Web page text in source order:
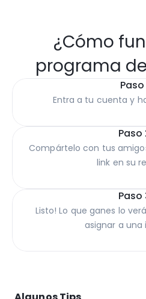
¿Cómo
programa
Paso
Entra a tu cuenta y
Paso
Compártelo con tus
link en su
Paso
Listo! Lo que ganes lo
asignar a una